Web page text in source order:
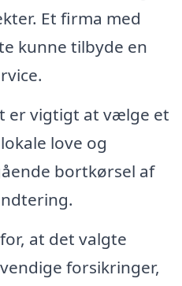
Et firma med
kunne tilbyde en
er vigtigt at vælge et
love og
bortkørsel af
at det valgte
forsikringer,